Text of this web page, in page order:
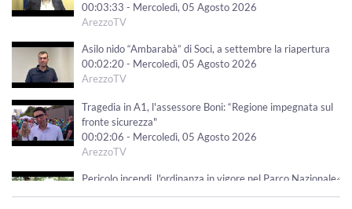
00:03:33 - Mercoledì, 05 Agosto 2026
ArezzoTV
Asilo nido “Ambarabà” di Soci, a settembre la riapertura
00:02:20 - Mercoledì, 05 Agosto 2026
ArezzoTV
Tragedia in A1, l'assessore Boni: “Regione impegnata sul
fronte sicurezza"
00:02:06 - Mercoledì, 05 Agosto 2026
ArezzoTV
Pericolo incendi, l'ordinanza in vigore nel Parco Nazionale